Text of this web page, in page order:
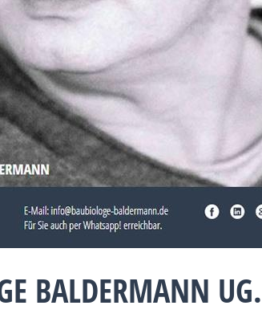
BALDERMANN UG.